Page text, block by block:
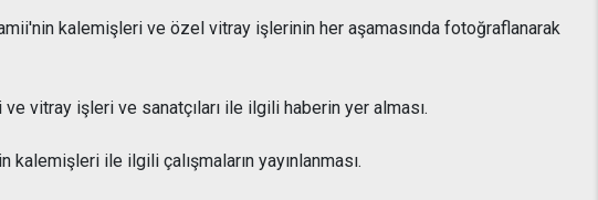
kalemişleri ve özel vitray işlerinin her aşamasında fotoğraflanarak
vitray işleri ve sanatçıları ile ilgili haberin yer alması.
ile ilgili çalışmaların yayınlanması.